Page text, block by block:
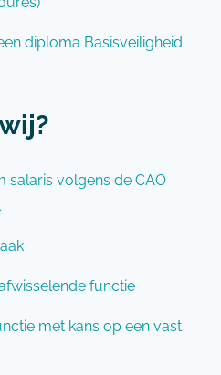
diploma Basisveiligheid
salaris volgens de CAO
functie
met kans op een vast